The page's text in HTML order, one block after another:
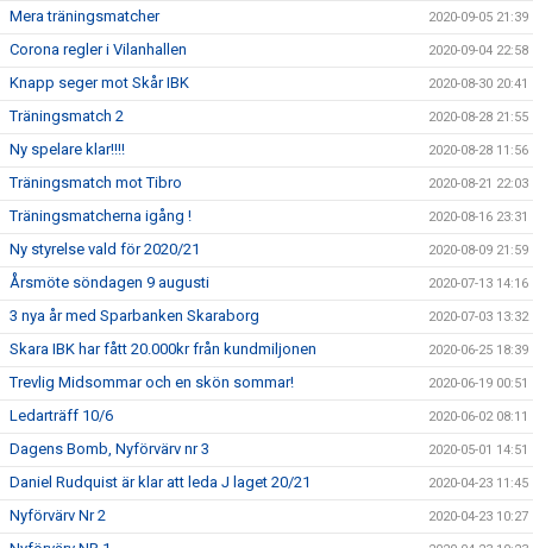
Mera träningsmatcher 2020-09-05 21:39
Corona regler i Vilanhallen 2020-09-04 22:58
Knapp seger mot Skår IBK 2020-08-30 20:41
Träningsmatch 2 2020-08-28 21:55
Ny spelare klar!!!! 2020-08-28 11:56
Träningsmatch mot Tibro 2020-08-21 22:03
Träningsmatcherna igång ! 2020-08-16 23:31
Ny styrelse vald för 2020/21 2020-08-09 21:59
Årsmöte söndagen 9 augusti 2020-07-13 14:16
3 nya år med Sparbanken Skaraborg 2020-07-03 13:32
Skara IBK har fått 20.000kr från kundmiljonen 2020-06-25 18:39
Trevlig Midsommar och en skön sommar! 2020-06-19 00:51
Ledarträff 10/6 2020-06-02 08:11
Dagens Bomb, Nyförvärv nr 3 2020-05-01 14:51
Daniel Rudquist är klar att leda J laget 20/21 2020-04-23 11:45
Nyförvärv Nr 2 2020-04-23 10:27